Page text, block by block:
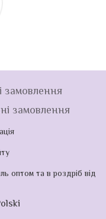
замовлення
замовлення
оптом та в роздріб від